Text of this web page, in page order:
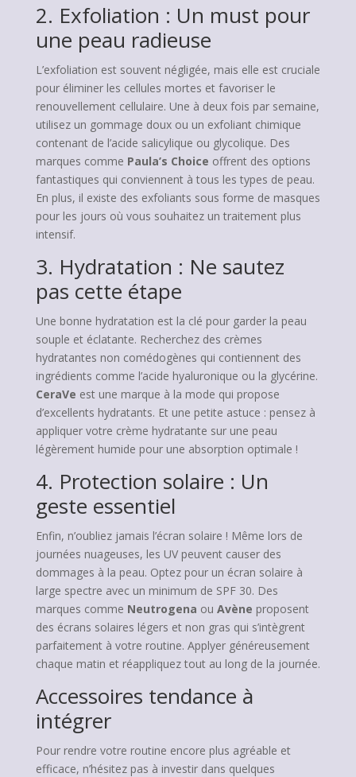
2. Exfoliation : Un must pour
une peau radieuse
L’exfoliation est souvent négligée, mais elle est cruciale
pour éliminer les cellules mortes et favoriser le
renouvellement cellulaire. Une à deux fois par semaine,
utilisez un gommage doux ou un exfoliant chimique
contenant de l’acide salicylique ou glycolique. Des
marques comme Paula’s Choice offrent des options
fantastiques qui conviennent à tous les types de peau.
En plus, il existe des exfoliants sous forme de masques
pour les jours où vous souhaitez un traitement plus
intensif.
3. Hydratation : Ne sautez
pas cette étape
Une bonne hydratation est la clé pour garder la peau
souple et éclatante. Recherchez des crèmes
hydratantes non comédogènes qui contiennent des
ingrédients comme l’acide hyaluronique ou la glycérine.
CeraVe est une marque à la mode qui propose
d’excellents hydratants. Et une petite astuce : pensez à
appliquer votre crème hydratante sur une peau
légèrement humide pour une absorption optimale !
4. Protection solaire : Un
geste essentiel
Enfin, n’oubliez jamais l’écran solaire ! Même lors de
journées nuageuses, les UV peuvent causer des
dommages à la peau. Optez pour un écran solaire à
large spectre avec un minimum de SPF 30. Des
marques comme Neutrogena ou Avène proposent
des écrans solaires légers et non gras qui s’intègrent
parfaitement à votre routine. Applyer généreusement
chaque matin et réappliquez tout au long de la journée.
Accessoires tendance à
intégrer
Pour rendre votre routine encore plus agréable et
efficace, n’hésitez pas à investir dans quelques